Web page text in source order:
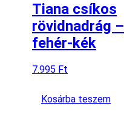
Tiana csíkos
rövidnadrág –
fehér-kék
7.995 Ft
Kosárba teszem